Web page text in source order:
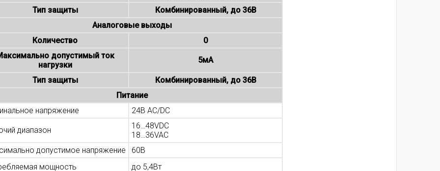
Тип защиты
Комбинированный, до 36В
Аналоговые выходы
Количество
0
допустимый ток
нагрузки
5мА
Тип защиты
Комбинированный, до 36В
Питание
напряжение
24В AC/DC
диапазон
16…48VDC
18…36VAC
допустимое напряжение
60В
мощность
до 5,4Вт